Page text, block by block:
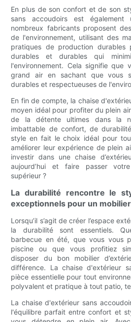
En plus de son confort et de son
sans accoudoirs est
nombreux fabricants proposent
de l'environnement, utilisant des
pratiques de production durables
durables et durables qui
l'environnement. Cela signifie que
grand air en sachant que vous
durables et respectueuses de
En fin de compte, la chaise
moyen idéal pour profiter du plein
de la détente ultimes dans la
imbattable de confort, de
style en fait le choix idéal pour
améliorer leur expérience de plein
investir dans une chaise
aujourd’hui et faire passer
supérieur ?
La durabilité rencontre le
exceptionnels pour un
Lorsqu’il s’agit de créer l’espace
la durabilité sont essentiels.
barbecue en été, que vous vous
piscine ou que vous profitiez
disposer du bon mobilier
différence. La chaise d'extérieur
pièce essentielle pour tout
polyvalent et pratique à tout patio,
La chaise d'extérieur sans
l'équilibre parfait entre confort et